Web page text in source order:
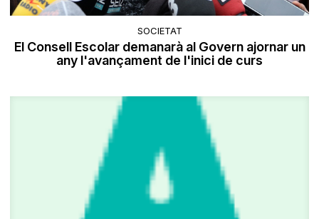
SOCIETAT
El Consell Escolar demanarà al Govern ajornar un
any l'avançament de l'inici de curs